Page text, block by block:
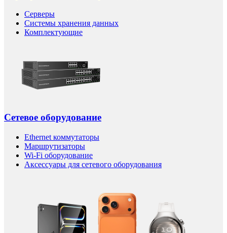
Серверы
Системы хранения данных
Комплектующие
Сетевое оборудование
Ethernet коммутаторы
Маршрутизаторы
Wi-Fi оборудование
Аксессуары для сетевого оборудования